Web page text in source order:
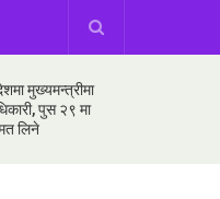
मुख्यमन्त्रीमा
पुस २९ मा
लिने